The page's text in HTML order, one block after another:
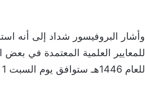
وأشار البروفيسور شداد إلى أنه
للمعايير العلمية المعتمدة في
للعام 1446هـ ستوافق يوم السبت 1 مارس 2025.